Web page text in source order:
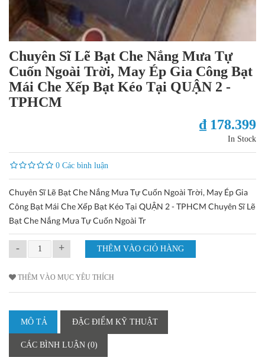
Chuyên Sĩ Lẽ Bạt Che Nắng Mưa Tự
Cuốn Ngoài Trời, May Ép Gia Công Bạt
Mái Che Xếp Bạt Kéo Tại QUẬN 2 -
TPHCM
₫ 178.399
In Stock
0 Các bình luận
Chuyên Sĩ Lẽ Bạt Che Nắng Mưa Tự Cuốn Ngoài Trời, May Ép Gia
Công Bạt Mái Che Xếp Bạt Kéo Tại QUẬN 2 - TPHCM Chuyên Sĩ Lẽ
Bạt Che Nắng Mưa Tự Cuốn Ngoài Tr
- +
THÊM VÀO MỤC YÊU THÍCH
MÔ TẢ ĐẶC ĐIỂM KỸ THUẬT
CÁC BÌNH LUẬN (0)